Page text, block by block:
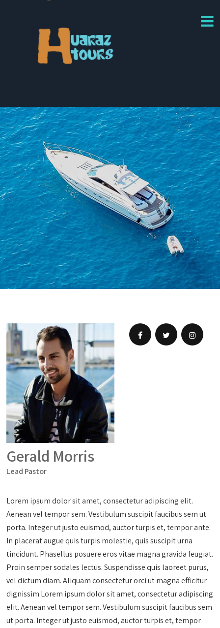
Gerald Morris
Lead Pastor
Lorem ipsum dolor sit amet, consectetur adipiscing elit.
Aenean vel tempor sem. Vestibulum suscipit faucibus sem ut
porta. Integer ut justo euismod, auctor turpis et, tempor ante.
In placerat augue quis turpis molestie, quis suscipit urna
tincidunt. Phasellus posuere eros vitae magna gravida feugiat.
Proin semper sodales lectus. Suspendisse quis laoreet purus,
vel dictum diam. Aliquam consectetur orci ut magna efficitur
dignissim.Lorem ipsum dolor sit amet, consectetur adipiscing
elit. Aenean vel tempor sem. Vestibulum suscipit faucibus sem
ut porta. Integer ut justo euismod, auctor turpis et, tempor